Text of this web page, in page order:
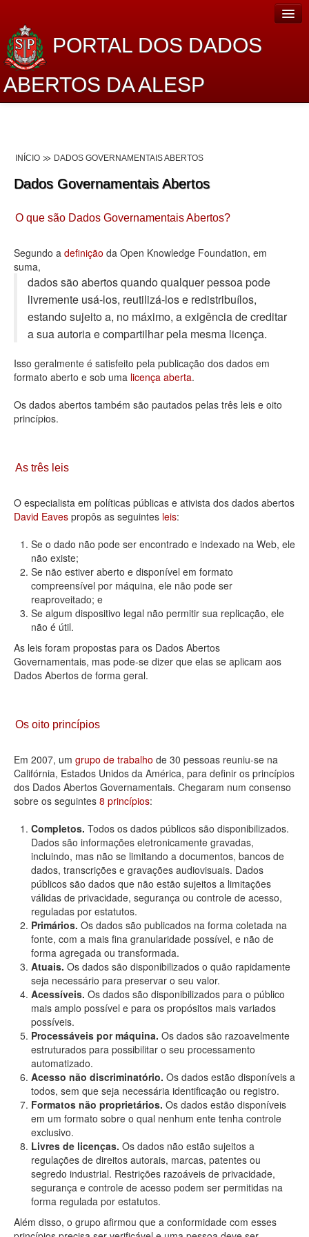
PORTAL DOS DADOS
ABERTOS DA ALESP
Lei de Acesso à Informação
Dados Governamentais Abertos
Planejamento
Catálogo de dados
Processo Legislativo
Deputados Estaduais
Administração
Legislação
Agenda
Contato
INÍCIO DADOS GOVERNAMENTAIS ABERTOS
Dados Governamentais Abertos
O que são Dados Governamentais Abertos?
Segundo a definição da Open Knowledge Foundation, em
suma,
dados são abertos quando qualquer pessoa pode
livremente usá-los, reutilizá-los e redistribuí­los,
estando sujeito a, no máximo, a exigência de creditar
a sua autoria e compartilhar pela mesma licença.
Isso geralmente é satisfeito pela publicação dos dados em
formato aberto e sob uma licença aberta.
Os dados abertos também são pautados pelas três leis e oito
princípios.
As três leis
O especialista em políticas públicas e ativista dos dados abertos
David Eaves propôs as seguintes leis:
Se o dado não pode ser encontrado e indexado na Web, ele
não existe;
Se não estiver aberto e disponível em formato
compreensível por máquina, ele não pode ser
reaproveitado; e
Se algum dispositivo legal não permitir sua replicação, ele
não é útil.
As leis foram propostas para os Dados Abertos
Governamentais, mas pode-se dizer que elas se aplicam aos
Dados Abertos de forma geral.
Os oito princípios
Em 2007, um grupo de trabalho de 30 pessoas reuniu-se na
Califórnia, Estados Unidos da América, para definir os princípios
dos Dados Abertos Governamentais. Chegaram num consenso
sobre os seguintes 8 princípios:
Completos. Todos os dados públicos são disponibilizados.
Dados são informações eletronicamente gravadas,
incluindo, mas não se limitando a documentos, bancos de
dados, transcrições e gravações audiovisuais. Dados
públicos são dados que não estão sujeitos a limitações
válidas de privacidade, segurança ou controle de acesso,
reguladas por estatutos.
Primários. Os dados são publicados na forma coletada na
fonte, com a mais fina granularidade possível, e não de
forma agregada ou transformada.
Atuais. Os dados são disponibilizados o quão rapidamente
seja necessário para preservar o seu valor.
Acessíveis. Os dados são disponibilizados para o público
mais amplo possível e para os propósitos mais variados
possíveis.
Processáveis por máquina. Os dados são razoavelmente
estruturados para possibilitar o seu processamento
automatizado.
Acesso não discriminatório. Os dados estão disponíveis a
todos, sem que seja necessária identificação ou registro.
Formatos não proprietários. Os dados estão disponíveis
em um formato sobre o qual nenhum ente tenha controle
exclusivo.
Livres de licenças. Os dados não estão sujeitos a
regulações de direitos autorais, marcas, patentes ou
segredo industrial. Restrições razoáveis de privacidade,
segurança e controle de acesso podem ser permitidas na
forma regulada por estatutos.
Além disso, o grupo afirmou que a conformidade com esses